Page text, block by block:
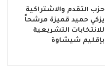
حزب التقدم والاشتراكية
يزكي حميد قميزة مرشحاً
للانتخابات التشريعية
بإقليم شيشاوة